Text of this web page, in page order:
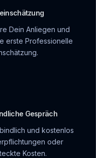
Dein Anliegen und
erste Professionelle
Gespräch
und kostenlos
oder
Kosten.